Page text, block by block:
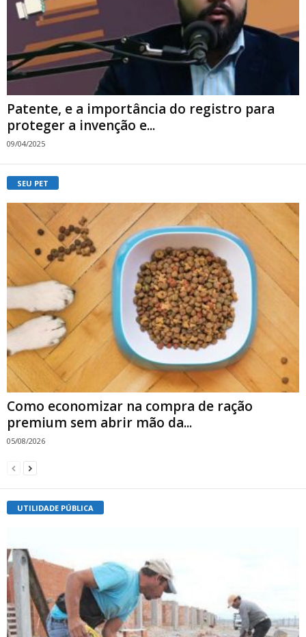
Patente, e a importância do registro para
proteger a invenção e...
09/04/2025
SEU PET
Como economizar na compra de ração
premium sem abrir mão da...
05/08/2026
UTILIDADE PÚBLICA